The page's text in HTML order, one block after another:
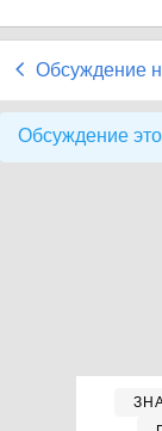
Обсуждение
Обсуждение